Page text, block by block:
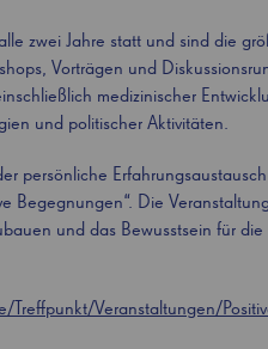
zwei Jahre statt und sind die
Vorträgen und
medizinischer
und politischer Aktivitäten.
persönliche
Begegnungen“. Die
und das Bewusstsein für
Treffpunkt/Veranstaltungen/